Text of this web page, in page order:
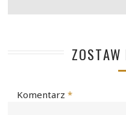
Komentarz*